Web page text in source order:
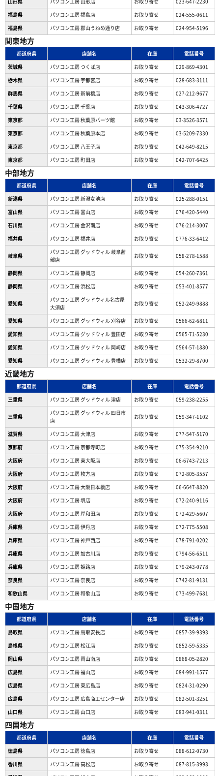
福島県
パソコン工房 福島店 お取り寄せ
024-555-0611
福島県
パソコン工房 郡山うねめ通り店 お取り寄せ 024-954-5196
関東地方
都道府県 店舗名 在庫
電話番号
茨城県
パソコン工房 つくば店 お取り寄せ
029-869-4301
栃木県
パソコン工房 宇都宮店 お取り寄せ
028-683-3111
群馬県
パソコン工房 新前橋店 お取り寄せ
027-212-9677
千葉県
パソコン工房 千葉店 お取り寄せ
043-306-4727
東京都
パソコン工房 秋葉原パーツ館 お取り寄せ
03-3526-3571
東京都
パソコン工房 秋葉原本店 お取り寄せ
03-5209-7330
東京都
パソコン工房 八王子店 お取り寄せ
042-649-8215
東京都
パソコン工房 町田店 お取り寄せ 042-707-6425
中部地方
都道府県 店舗名 在庫
電話番号
新潟県
パソコン工房 新潟女池店 お取り寄せ
025-288-0151
富山県
パソコン工房 富山店 お取り寄せ
076-420-5440
石川県
パソコン工房 金沢南店 お取り寄せ
076-214-3007
福井県
パソコン工房 福井店 お取り寄せ 0776-33-6412
岐阜県
パソコン工房 グッドウィル 岐阜茜
部店
お取り寄せ 058-278-1588
静岡県 パソコン工房 静岡店 お取り寄せ
054-260-7361
静岡県
パソコン工房 浜松店 お取り寄せ 053-401-8577
愛知県
パソコン工房 グッドウィル名古屋
大須店
お取り寄せ 052-249-9888
愛知県 パソコン工房 グッドウィル 刈谷店 お取り寄せ
0566-62-6811
愛知県
パソコン工房 グッドウィル 豊田店 お取り寄せ
0565-71-5230
愛知県
パソコン工房 グッドウィル 岡崎店 お取り寄せ
0564-57-1880
愛知県
パソコン工房 グッドウィル 豊橋店 お取り寄せ 0532-29-8700
近畿地方
都道府県 店舗名 在庫
電話番号
三重県
パソコン工房 グッドウィル 津店 お取り寄せ 059-238-2255
三重県
パソコン工房 グッドウィル 四日市
店
お取り寄せ 059-347-1102
滋賀県 パソコン工房 大津店 お取り寄せ
077-547-5170
京都府
パソコン工房 京都寺町店 お取り寄せ
075-354-9210
大阪府
パソコン工房 東大阪店 お取り寄せ
06-6743-7213
大阪府
パソコン工房 枚方店 お取り寄せ
072-805-3557
大阪府
パソコン工房 大阪日本橋店 お取り寄せ
06-6647-8820
大阪府
パソコン工房 堺店 お取り寄せ
072-240-9116
大阪府
パソコン工房 岸和田店 お取り寄せ
072-429-5607
兵庫県
パソコン工房 伊丹店 お取り寄せ
072-775-5508
兵庫県
パソコン工房 神戸西店 お取り寄せ
078-791-0202
兵庫県
パソコン工房 加古川店 お取り寄せ
0794-56-6511
兵庫県
パソコン工房 姫路店 お取り寄せ
079-243-0778
奈良県
パソコン工房 奈良店 お取り寄せ
0742-81-9131
和歌山県
パソコン工房 和歌山店 お取り寄せ 073-499-7681
中国地方
都道府県 店舗名 在庫
電話番号
鳥取県
パソコン工房 鳥取安長店 お取り寄せ
0857-39-9393
島根県
パソコン工房 松江店 お取り寄せ
0852-59-5335
岡山県
パソコン工房 岡山南店 お取り寄せ
0868-05-2820
広島県
パソコン工房 福山店 お取り寄せ
084-991-1577
広島県
パソコン工房 東広島店 お取り寄せ
0824-31-0290
広島県
パソコン工房 広島商工センター店 お取り寄せ
082-501-3251
山口県
パソコン工房 山口店 お取り寄せ 083-941-0311
四国地方
都道府県 店舗名 在庫
電話番号
徳島県
パソコン工房 徳島店 お取り寄せ
088-612-0730
香川県
パソコン工房 高松店 お取り寄せ
087-815-3993